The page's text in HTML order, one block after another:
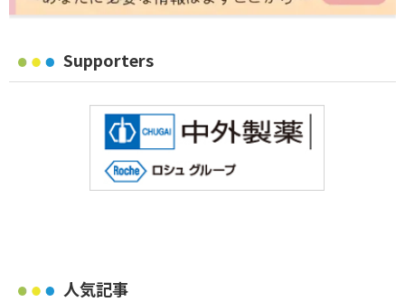
Supporters
人気記事